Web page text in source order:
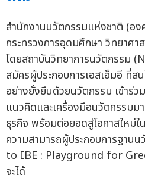
สำนักงานนวัตกรรมแห่งชาติ (อ
กระทรวงการอุดมศึกษา วิทยาศ
โดยสถาบันวิทยาการนวัตกรรม
สมัครผู้ประกอบการเอสเอ็มอี ที่ส
อย่างยั่งยืนด้วยนวัตกรรม เข้าร่ว
แนวคิดและเครื่องมือนวัตกรรมม
ธุรกิจ พร้อมต่อยอดสู่โอกาสใหม่
ความสามารถผู้ประกอบการฐาน
to IBE : Playground for
จะได้